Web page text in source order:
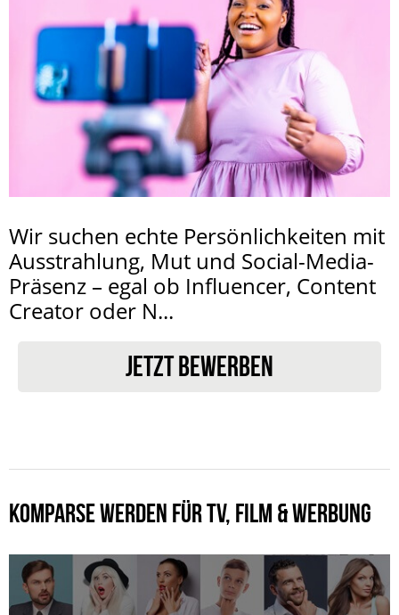
Wir suchen echte Persönlichkeiten mit
Ausstrahlung, Mut und Social-Media-
Präsenz – egal ob Influencer, Content
Creator oder N...
JETZT BEWERBEN
KOMPARSE WERDEN FÜR TV, FILM & WERBUNG